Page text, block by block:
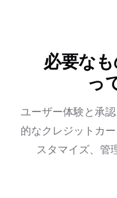
必要な
っ
ユーザー体験と承
的なクレジットカ
スタマイズ、管